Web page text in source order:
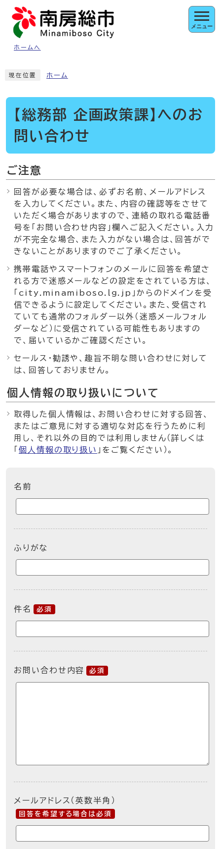
ページの先頭です
ホームへ
メニュー
現在位置 ホーム
【総務部 企画政策課】へのお
問い合わせ
ご注意
回答が必要な場合は、必ずお名前、メールアドレス
を入力してください。また、内容の確認等をさせて
いただく場合がありますので、連絡の取れる電話番
号を「お問い合わせ内容」欄へご記入ください。入力
が不完全な場合、また入力がない場合は、回答がで
きないことがありますのでご了承ください。
携帯電話やスマートフォンのメールに回答を希望さ
れる方で迷惑メールなどの設定をされている方は、
「city.minamiboso.lg.jp」からのドメインを受
信できるように設定してください。また、受信され
ていても通常のフォルダー以外（迷惑メールフォル
ダーなど）に受信されている可能性もありますの
で、届いているかご確認ください。
セールス・勧誘や、趣旨不明な問い合わせに対して
は、回答しておりません。
個人情報の取り扱いについて
取得した個人情報は、お問い合わせに対する回答、
またはご意見に対する適切な対応を行うために利
用し、それ以外の目的では利用しません（詳しくは
個人情報の取り扱い 」をご覧ください）。
名前
ふりがな
件名 必須
お問い合わせ内容 必須
メールアドレス（英数半角）
回答を希望する場合は必須